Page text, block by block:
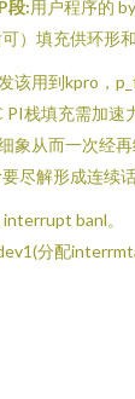
段:用户程序的
）填充供环形
该用到kpro，
PI栈填充需加速
象从而一次经
尽解形成连续
banl。
分配